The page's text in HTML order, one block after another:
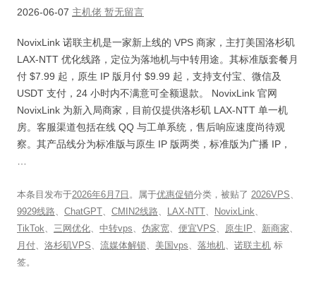
2026-06-07 主机佬 暂无留言
NovixLink 诺联主机是一家新上线的 VPS 商家，主打美国洛杉矶
LAX-NTT 优化线路，定位为落地机与中转用途。其标准版套餐月
付 $7.99 起，原生 IP 版月付 $9.99 起，支持支付宝、微信及
USDT 支付，24 小时内不满意可全额退款。 NovixLink 官网
NovixLink 为新入局商家，目前仅提供洛杉矶 LAX-NTT 单一机
房。客服渠道包括在线 QQ 与工单系统，售后响应速度尚待观
察。其产品线分为标准版与原生 IP 版两类，标准版为广播 IP，
本条目发布于2026年6月7日 。属于优惠促销分类，被贴了 2026VPS、
9929线路、 ChatGPT、 CMIN2线路、 LAX-NTT、 NovixLink、
TikTok、 三网优化、 中转vps、 伪家宽、 便宜VPS、 原生IP、 新商家、
月付、 洛杉矶VPS、 流媒体解锁、 美国vps、 落地机、 诺联主机 标
签。